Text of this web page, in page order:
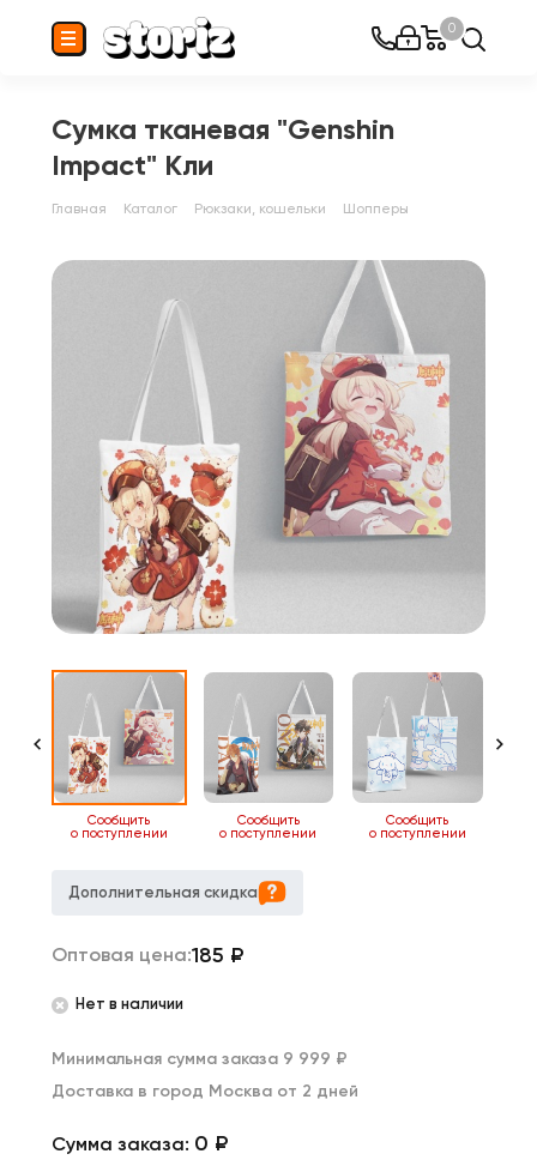
0
Сумка тканевая "Genshin
Impact" Кли
Главная Каталог Рюкзаки, кошельки Шопперы
Сообщить
о поступлении
Сообщить
о поступлении
Сообщить
о поступлении
Дополнительная скидка
Оптовая цена:185 ₽
Нет в наличии
Минимальная сумма заказа 9 999 ₽
Доставка в город Москва от 2 дней
Сумма заказа: 0 ₽